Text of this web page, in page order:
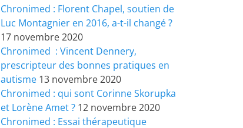
Chronimed : Florent Chapel, soutien de
Luc Montagnier en 2016, a-t-il changé ?
17 novembre 2020
Chronimed : Vincent Dennery,
prescripteur des bonnes pratiques en
autisme 13 novembre 2020
Chronimed : qui sont Corinne Skorupka
et Lorène Amet ? 12 novembre 2020
Chronimed : Essai thérapeutique